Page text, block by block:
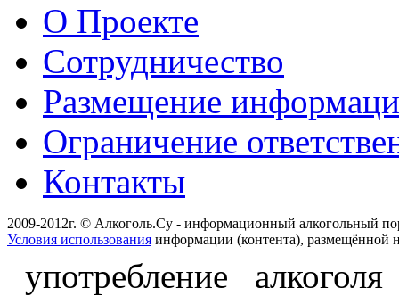
О Проекте
Сотрудничество
Размещение
Ограничение
Контакты
2009-2012г. © Алкоголь.Су - информационный алкогольный
Условия использования информации (контента), размещённой
употребление